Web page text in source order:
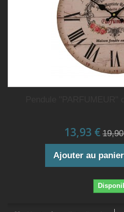
13,93 €
Ajouter au panier